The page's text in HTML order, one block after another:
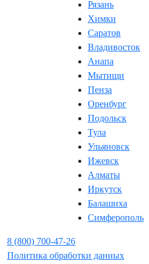
Рязань
Химки
Саратов
Владивосток
Анапа
Мытищи
Пенза
Оренбург
Подольск
Тула
Ульяновск
Ижевск
Алматы
Иркутск
Балашиха
Симферополь
8 (800) 700-47-26
Политика обработки данных